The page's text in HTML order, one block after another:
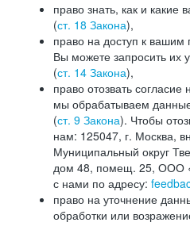
право знать, как и
(ст. 18 Закона),
право на доступ к
Вы можете запросить их
(ст. 14 Закона),
право отозвать согласие
мы обрабатываем
(ст. 9 Закона). Чтобы
нам: 125047, г. Москва,
Муниципальный округ
дом 48, помещ. 25, ООО
с нами по адресу:
право на уточнение
обработки или